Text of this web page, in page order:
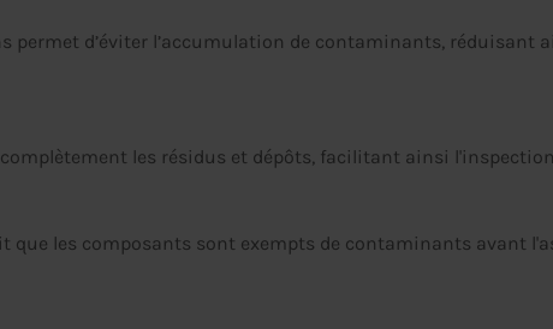
permet d’éviter l’accumulation de contaminants,
les résidus et dépôts, facilitant ainsi
que les composants sont exempts de contaminants avant